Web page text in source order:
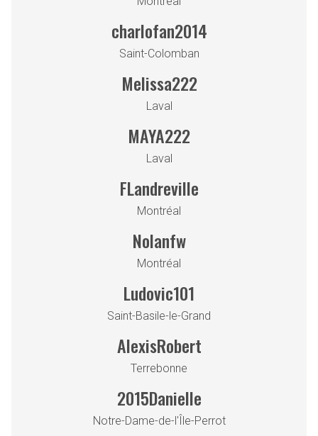
charlofan2014
Saint-Colomban
Melissa222
Laval
MAYA222
Laval
FLandreville
Montréal
Nolanfw
Montréal
Ludovic101
Saint-Basile-le-Grand
AlexisRobert
Terrebonne
2015Danielle
Notre-Dame-de-l'Île-Perrot